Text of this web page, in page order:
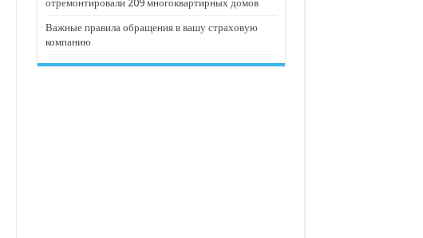
отремонтировали 209 многоквартирных домов
Важные правила обращения в вашу страховую
компанию